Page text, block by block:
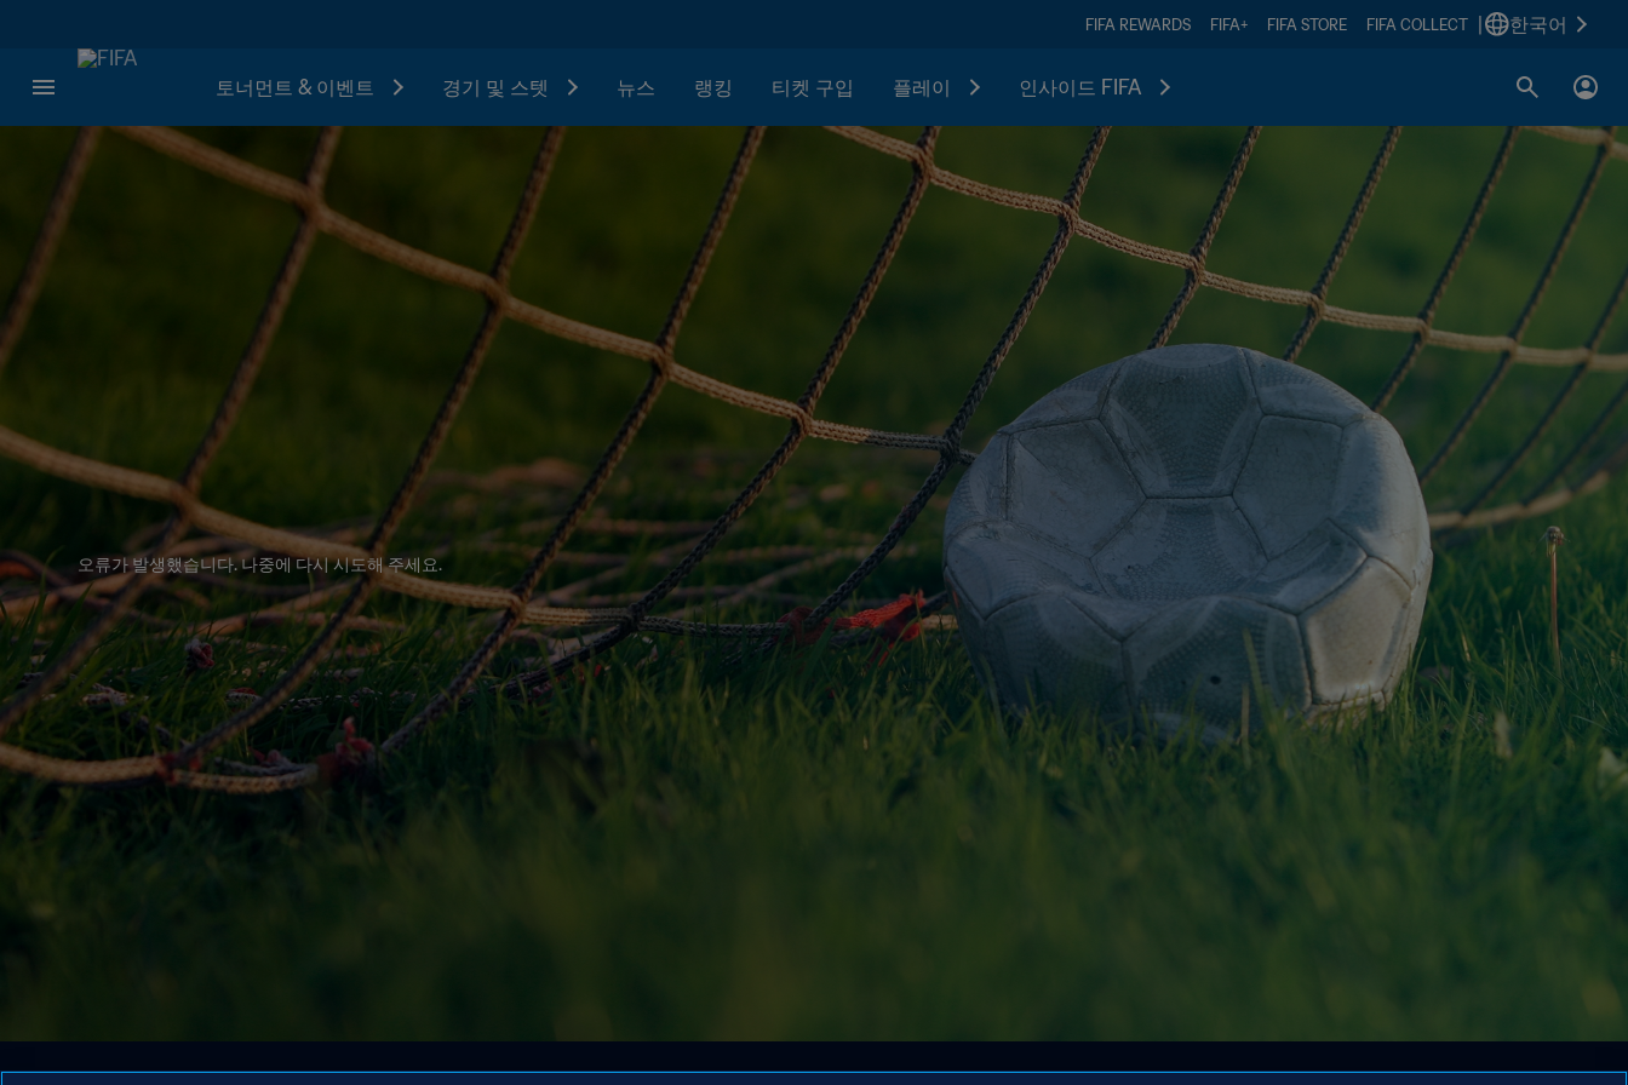
FIFA REWARDS FIFA+ FIFA STORE FIFA COLLECT 한국어
토너먼트 & 이벤트 경기 및 스텟 뉴스 랭킹 티켓 구입 플레이 인사이드 FIFA
오류가 발생했습니다. 나중에 다시 시도해 주세요.